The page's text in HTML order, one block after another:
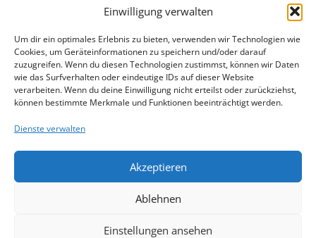
Einwilligung verwalten
Um dir ein optimales Erlebnis zu bieten, verwenden wir Technologien wie
Cookies, um Geräteinformationen zu speichern und/oder darauf
zuzugreifen. Wenn du diesen Technologien zustimmst, können wir Daten
wie das Surfverhalten oder eindeutige IDs auf dieser Website
verarbeiten. Wenn du deine Einwilligung nicht erteilst oder zurückziehst,
können bestimmte Merkmale und Funktionen beeinträchtigt werden.
Dienste verwalten
Akzeptieren
Ablehnen
Einstellungen ansehen
Durchschnittsscore
25%